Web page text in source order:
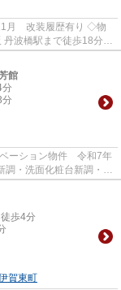
月 改装履歴有り ◇物
波橋駅まで徒歩18分
館
分
分
ーション物件 令和7年
・洗面化粧台新調・ト
徒歩4分
賀東町